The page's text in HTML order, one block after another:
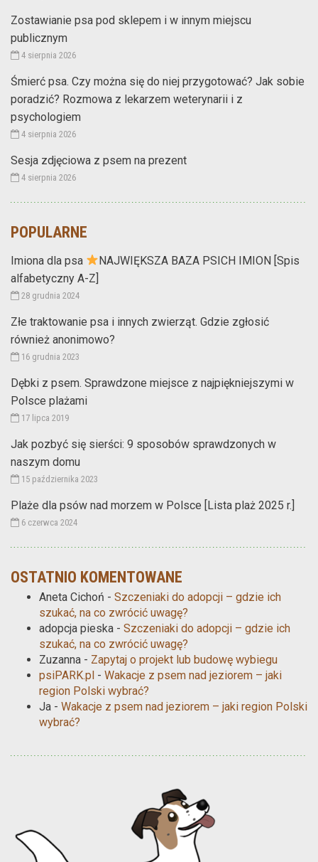
Zostawianie psa pod sklepem i w innym miejscu
publicznym
4 sierpnia 2026
Śmierć psa. Czy można się do niej przygotować? Jak sobie
poradzić? Rozmowa z lekarzem weterynarii i z
psychologiem
4 sierpnia 2026
Sesja zdjęciowa z psem na prezent
4 sierpnia 2026
POPULARNE
Imiona dla psa
NAJWIĘKSZA BAZA PSICH IMION [Spis
alfabetyczny A-Z]
28 grudnia 2024
Złe traktowanie psa i innych zwierząt. Gdzie zgłosić
również anonimowo?
16 grudnia 2023
Dębki z psem. Sprawdzone miejsce z najpiękniejszymi w
Polsce plażami
17 lipca 2019
Jak pozbyć się sierści: 9 sposobów sprawdzonych w
naszym domu
15 października 2023
Plaże dla psów nad morzem w Polsce [Lista plaż 2025 r.]
6 czerwca 2024
OSTATNIO KOMENTOWANE
Aneta Cichoń - Szczeniaki do adopcji – gdzie ich
szukać, na co zwrócić uwagę?
adopcja pieska - Szczeniaki do adopcji – gdzie ich
szukać, na co zwrócić uwagę?
Zuzanna - Zapytaj o projekt lub budowę wybiegu
psiPARK.pl - Wakacje z psem nad jeziorem – jaki
region Polski wybrać?
Ja - Wakacje z psem nad jeziorem – jaki region Polski
wybrać?